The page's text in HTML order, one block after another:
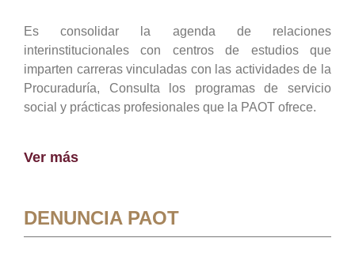
Es consolidar la agenda de relaciones
interinstitucionales con centros de estudios que
imparten carreras vinculadas con las actividades de la
Procuraduría, Consulta los programas de servicio
social y prácticas profesionales que la PAOT ofrece.
Ver más
DENUNCIA PAOT